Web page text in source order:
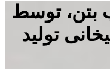
بتن، توسط
تولید